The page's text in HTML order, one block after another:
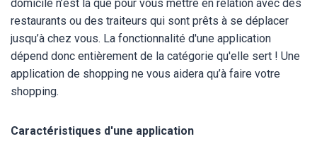
domicile n’est là que pour vous mettre en relation avec des
restaurants ou des traiteurs qui sont prêts à se déplacer
jusqu’à chez vous. La fonctionnalité d'une application
dépend donc entièrement de la catégorie qu'elle sert ! Une
application de shopping ne vous aidera qu’à faire votre
shopping.
Caractéristiques d'une application